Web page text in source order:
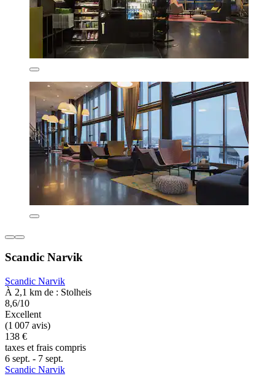
Scandic Narvik
Scandic Narvik
À 2,1 km de : Stolheis
8,6/10
Excellent
(1 007 avis)
138 €
taxes et frais compris
6 sept. - 7 sept.
Scandic Narvik